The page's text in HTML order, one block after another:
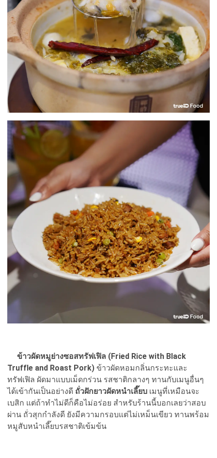
ข้าวผัดหมูย่างซอสทรัฟเฟิล (Fried Rice with Black
Truffle and Roast Pork) ข้าวผัดหอมกลิ่นกระทะและ
ทรัฟเฟิล ผัดมาแบบเม็ดกร่วน รสชาติกลางๆ ทานกับเมนูอื่นๆ
ได้เข้ากันเป็นอย่างดี ถั่วฝักยาวผัดหนำเลี๊ยบ เมนูที่เหมือนจะ
เบสิก แต่ถ้าทำไม่ดีก็คือไม่อร่อย สำหรับร้านนี้บอกเลยว่าสอบ
ผ่าน ถั่วสุกกำลังดี ยังมีความกรอบแต่ไม่เหม็นเขียว ทานพร้อม
หมูสับหนำเลี๊ยบรสชาติเข้มข้น